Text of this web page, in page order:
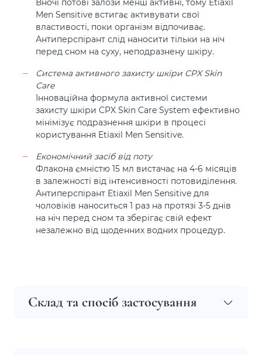
Men Sensitive встигає активувати свої
властивості, поки організм відпочиває.
Антиперспірант слід наносити тільки на ніч
перед сном на суху, неподразнену шкіру.
Система активного захисту шкіри CPX Skin
Care
Інноваційна формула активної системи
захисту шкіри CPX Skin Care System ефективно
мінімізує подразнення шкіри в процесі
користування Etiaxil Men Sensitive.
Економічний засіб від поту
Флакона ємністю 15 мл вистачає на 4-6 місяців
в залежності від інтенсивності потовиділення.
Антиперспірант Etiaxil Men Sensitive для
чоловіків наноситься 1 раз на протязі 3-5 днів
на ніч перед сном та зберігає свій ефект
незалежно від щоденних водних процедур.
Склад та спосіб застосування